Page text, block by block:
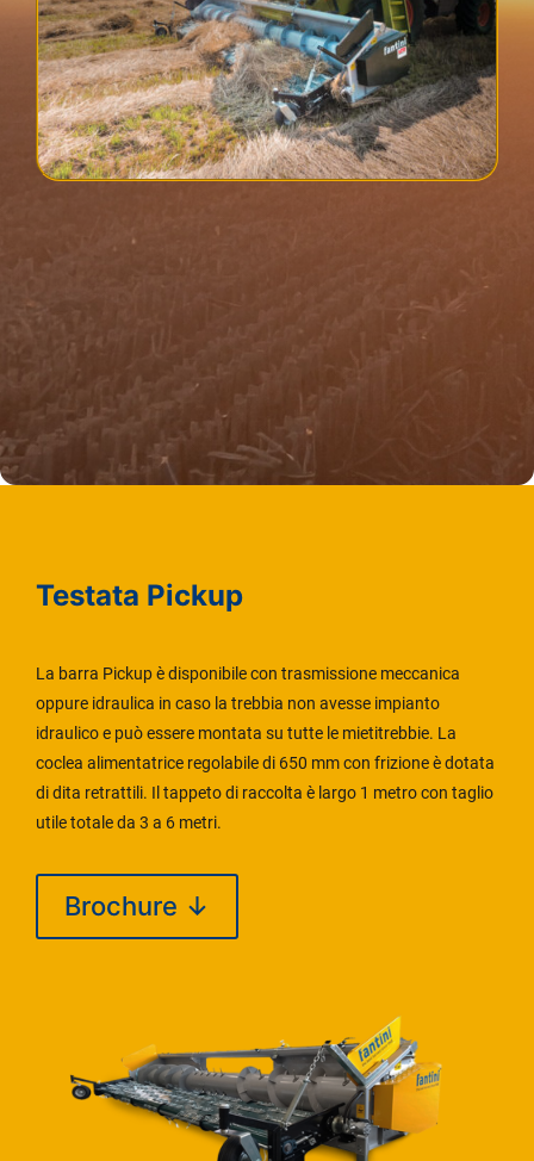
Testata Pickup
La barra Pickup è disponibile con trasmissione meccanica
oppure idraulica in caso la trebbia non avesse impianto
idraulico e può essere montata su tutte le mietitrebbie. La
coclea alimentatrice regolabile di 650 mm con frizione è dotata
di dita retrattili. Il tappeto di raccolta è largo 1 metro con taglio
utile totale da 3 a 6 metri.
Brochure ↓